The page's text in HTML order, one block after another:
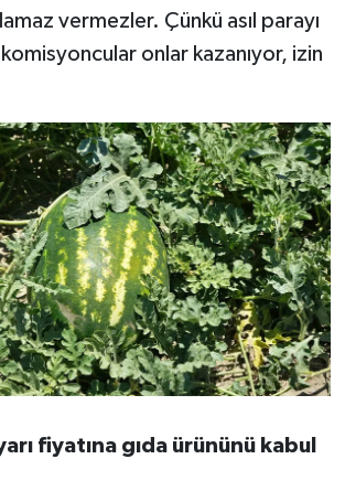
vermezler. Çünkü asıl parayı
komisyoncular onlar kazanıyor, izin
fiyatına gıda ürününü kabul